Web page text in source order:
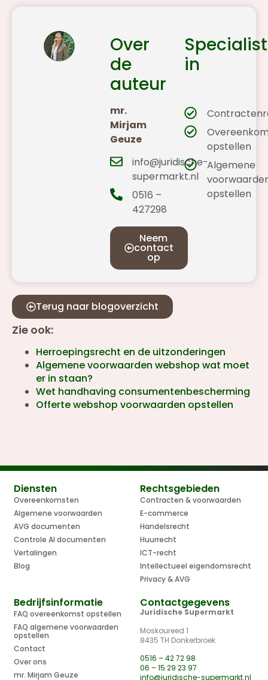
Over
de
auteur
mr.
Mirjam
Geuze
info@juridische-
supermarkt.nl
0516 –
427298
Neem
contact
op
Specialist
in
opstellen
Algemene
opstellen
Terug naar blogoverzicht
Zie ook:
Herroepingsrecht en de uitzonderingen
Algemene voorwaarden webshop wat moet
er in staan?
Wet handhaving consumentenbescherming
Offerte webshop voorwaarden opstellen
Diensten
Overeenkomsten
Algemene voorwaarden
AVG documenten
Controle AI documenten
Vertalingen
Blog
Rechtsgebieden
Contracten & voorwaarden
E-commerce
Handelsrecht
Huurrecht
ICT-recht
Intellectueel eigendomsrecht
Privacy & AVG
Bedrijfsinformatie
FAQ overeenkomst opstellen
FAQ algemene voorwaarden
opstellen
Contact
Over ons
mr. Mirjam Geuze
Contactgegevens
Juridische Supermarkt
Moskoureed 1
8435 TH Donkerbroek
0516 – 42 72 98
06 – 15 29 23 97
info@juridische-supermarkt.nl